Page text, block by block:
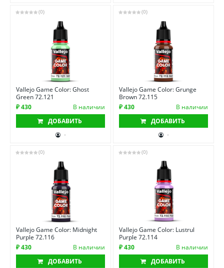
(0)
Vallejo Game Color: Ghost
Green 72.121
₽ 430
В наличии
ДОБАВИТЬ
-
(0)
Vallejo Game Color: Grunge
Brown 72.115
₽ 430
В наличии
ДОБАВИТЬ
-
(0)
Vallejo Game Color: Midnight
Purple 72.116
₽ 430
В наличии
ДОБАВИТЬ
(0)
Vallejo Game Color: Lustrul
Purple 72.114
₽ 430
В наличии
ДОБАВИТЬ